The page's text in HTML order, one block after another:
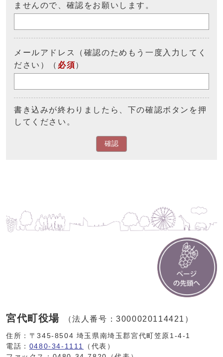
ませんので、確認をお願いします。
メールアドレス（確認のためもう一度入力してく
ださい）（ 必須）
書き込みが終わりましたら、下の確認ボタンを押
してください。
確認
宮代町役場 （法人番号：3000020114421）
住所：〒345-8504 埼玉県南埼玉郡宮代町笠原1-4-1
電話： 0480-34-1111
（代表）